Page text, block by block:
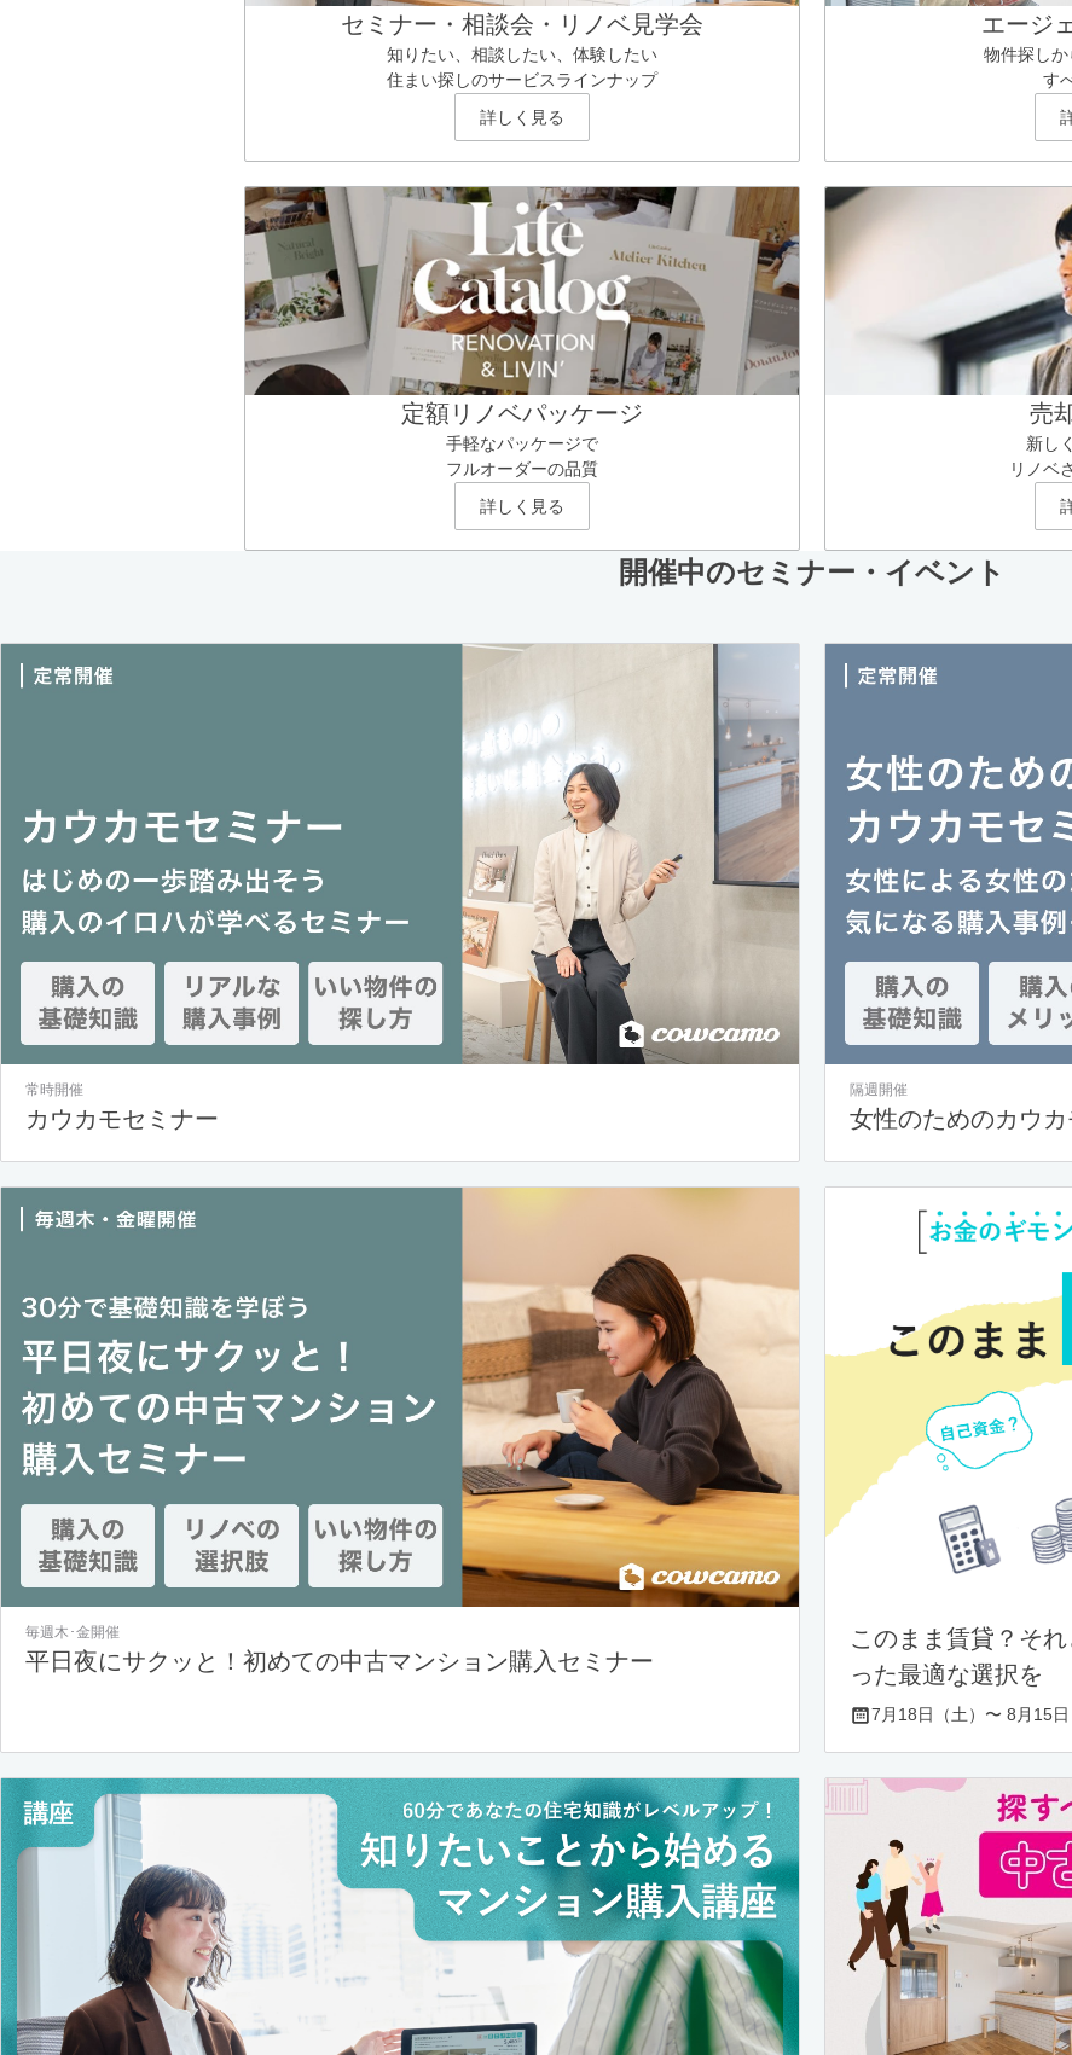
セミナー・相談会・リノベ見学会
知りたい、相談したい、体験したい
住まい探しのサービスラインナップ
詳しく見る
エージ
物件探し
す
定額リノベパッケージ
手軽なパッケージで
フルオーダーの品質
詳しく見る
売
新し
リノベ
開催中のセミナー・イベント
常時開催
カウカモセミナー
隔週開催
女性のためのカウ
毎週木･金開催
平日夜にサクッと！初めての中古マンション購入セミナー
このまま賃貸？そ
った最適な選択を
7月18日（土）〜 8月15